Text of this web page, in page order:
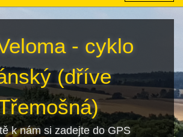
- cyklo
(dříve
k nám si zadejte do GPS